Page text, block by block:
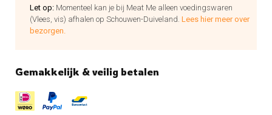
Let op: Momenteel kan je bij Meat Me alleen voedingswaren
(Vlees, vis) afhalen op Schouwen-Duiveland. Lees hier meer over
bezorgen.
Gemakkelijk & veilig betalen